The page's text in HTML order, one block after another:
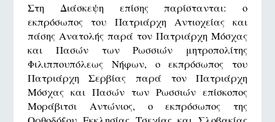
Στη Διάσκεψη επίσης παρίστανται: ο
εκπρόσωπος του Πατριάρχη Αντιοχείας και
πάσης Ανατολής παρά τον Πατριάρχη Μόσχας
και Πασών των Ρωσσιών μητροπολίτης
Φιλιππουπόλεως Νήφων, ο εκπρόσωπος του
Πατριάρχη Σερβίας παρά τον Πατριάρχη
Μόσχας και Πασών των Ρωσσιών επίσκοπος
Μοράβιτσι Αντώνιος, ο εκπρόσωπος της